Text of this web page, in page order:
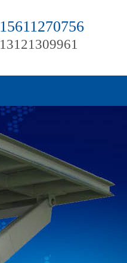
15611270756
13121309961